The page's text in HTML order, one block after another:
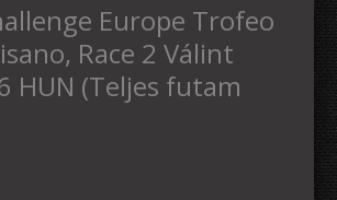
Europe Trofeo
Race 2 Válint
HUN (Teljes futam